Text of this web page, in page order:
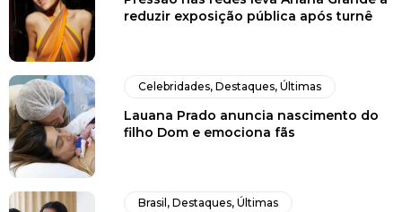
reduzir exposição pública após turnê
Celebridades,Destaques,Últimas
Lauana Prado anuncia nascimento do
filho Dom e emociona fãs
Brasil ,Destaques,Últimas